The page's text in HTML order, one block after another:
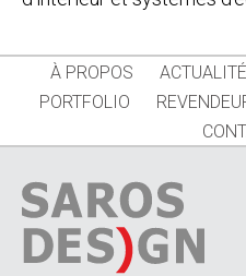
À PROPOS
PORTFOLIO